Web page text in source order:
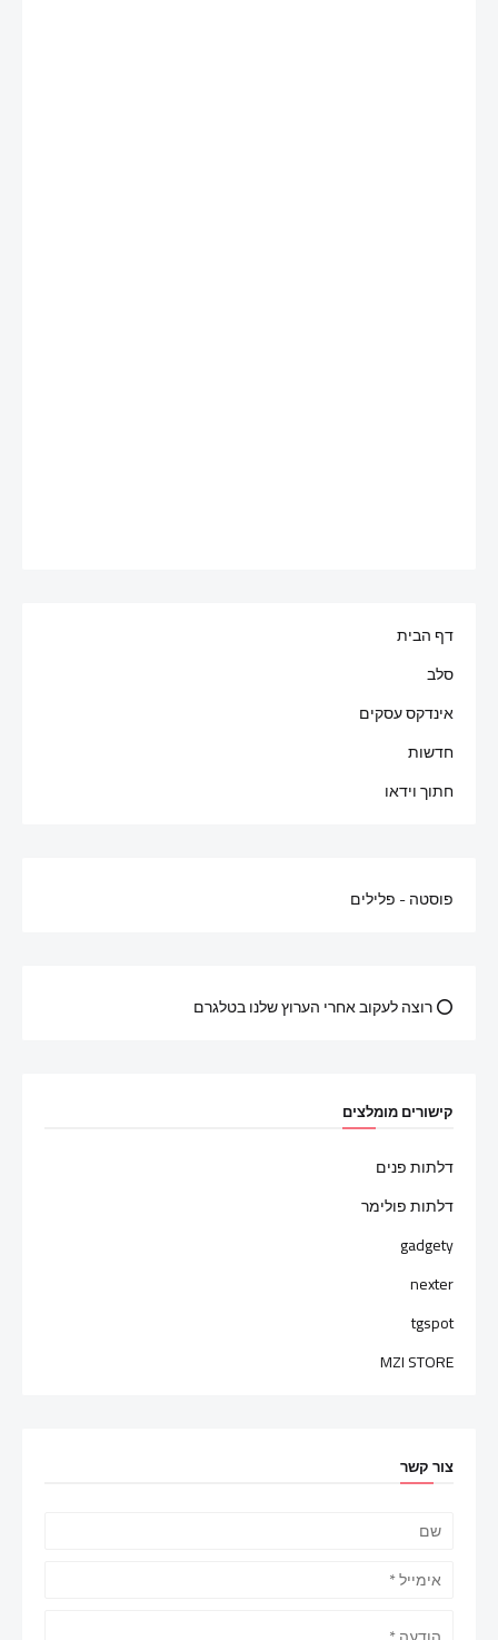
דף הבית
סלב
אינדקס עסקים
חדשות
חתוך וידאו
פוסטה - פלילים
⭕ רוצה לעקוב אחרי הערוץ שלנו בטלגרם
קישורים מומלצים
דלתות פנים
דלתות פולימר
gadgety
nexter
tgspot
MZI STORE
צור קשר